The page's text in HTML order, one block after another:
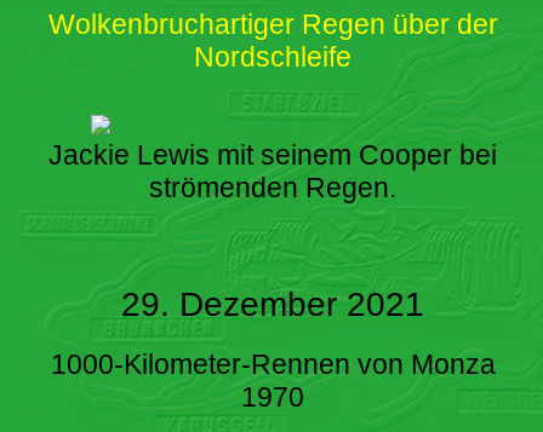
Wolkenbruchartiger Regen über der
Nordschleife
Jackie Lewis mit seinem Cooper bei
strömenden Regen.
29. Dezember 2021
1000-Kilometer-Rennen von Monza
1970